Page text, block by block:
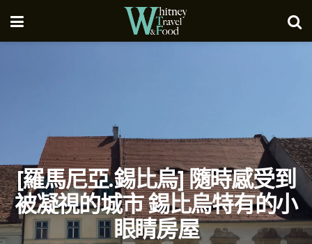
[羅馬尼亞.錫比烏] 隨時感受到
被凝視的城市 錫比烏特有的小
眼睛房屋